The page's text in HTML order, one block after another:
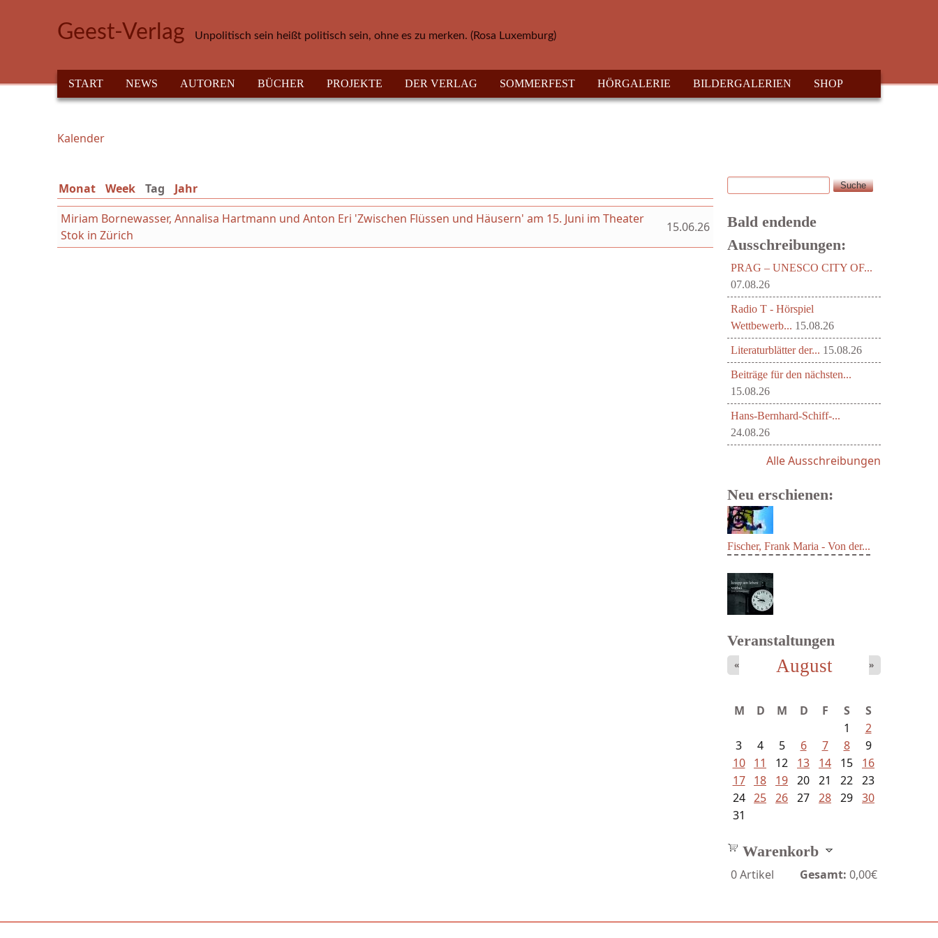
Geest-Verlag Unpolitisch sein heißt politisch sein, ohne es zu merken. (Rosa Luxemburg)
HAUPTMENÜ
START NEWS AUTOREN BÜCHER PROJEKTE DER VERLAG SOMMERFEST HÖRGALERIE BILDERGALERIEN SHOP
Sie sind hier
Kalender
Monat Week Tag (aktiver Reiter)
Jahr
Miriam Bornewasser, Annalisa Hartmann und Anton Eri 'Zwischen Flüssen und Häusern' am 15. Juni im Theater
Stok in Zürich
15.06.26
Suchformular
Suche
Bald endende
Ausschreibungen:
PRAG – UNESCO CITY OF...
07.08.26
Radio T - Hörspiel
Wettbewerb... 15.08.26
Literaturblätter der... 15.08.26
Beiträge für den nächsten...
15.08.26
Hans-Bernhard-Schiff-...
24.08.26
Alle Ausschreibungen
Neu erschienen:
Fischer, Frank Maria - Von der...
Veranstaltungen
August
« »
M D M D F S
S
1
2
3
4 5 6 7 8
9
10
11 12 13 14 15
16
17
18 19 20 21 22 23
24 25 26 27 28 29 30
31
Warenkorb
0Artikel Gesamt: 0,00€